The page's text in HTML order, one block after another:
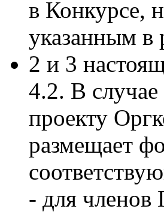
в Конкурсе,
указанным в
2 и 3
4.2. В
проекту
размещает
- для